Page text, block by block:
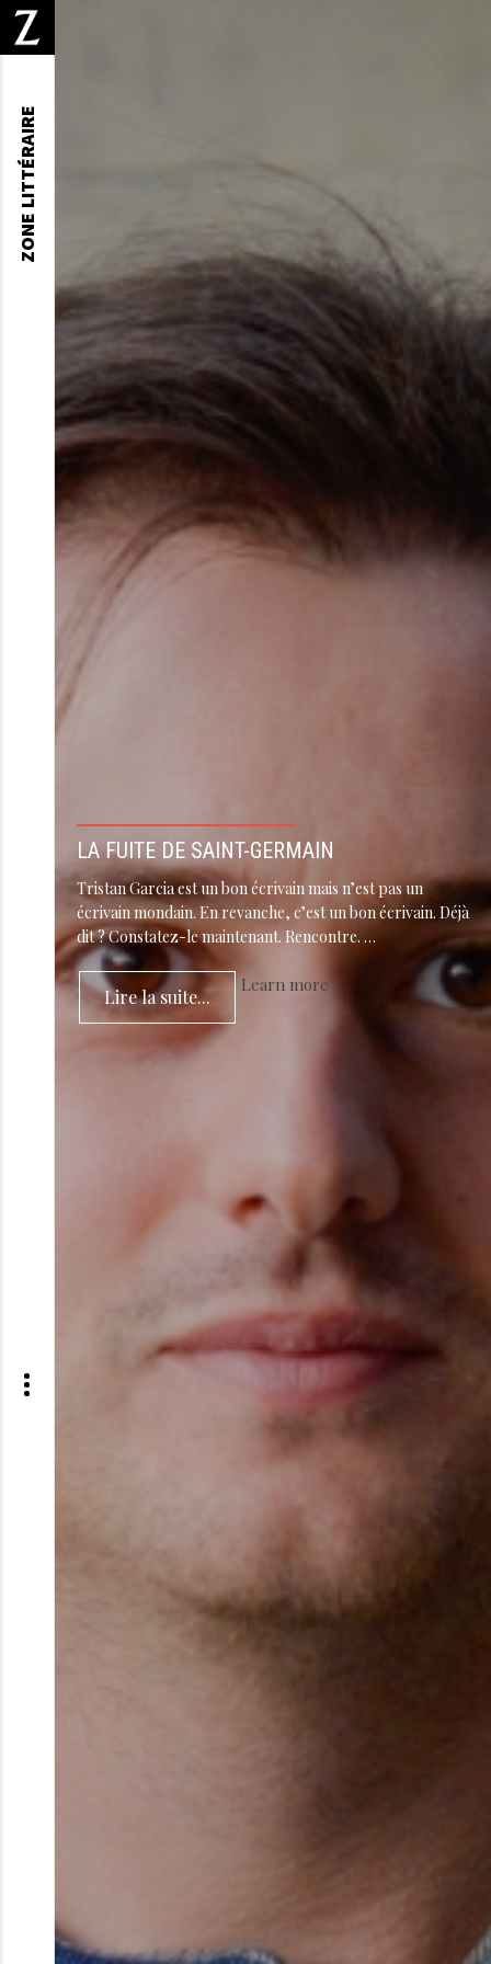
LA FUITE DE SAINT-GERMAIN
Tristan Garcia est un bon écrivain mais n’est pas un
écrivain mondain. En revanche, c’est un bon écrivain. Déjà
dit ? Constatez-le maintenant. Rencontre. …
Lire la suite...
Learn more
ZONE LITTÉRAIRE